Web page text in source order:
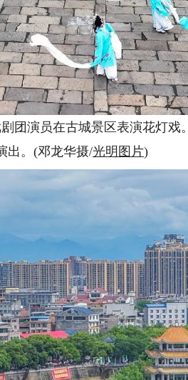
演员在古城景区表演花灯戏
出。(邓龙华摄/光明图片)